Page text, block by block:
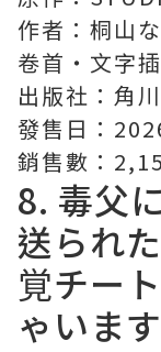
作者：桐山
卷首・文字
出版社：角川
發售日：
銷售數：
8. 毒父
送られ
覚チー
ゃいます